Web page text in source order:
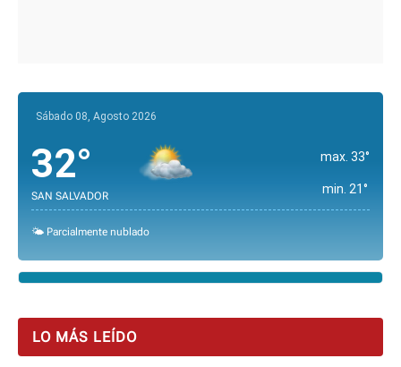
Sábado 08, Agosto 2026
32°
SAN SALVADOR
max. 33°
min. 21°
🌤️ Parcialmente nublado
LO MÁS LEÍDO